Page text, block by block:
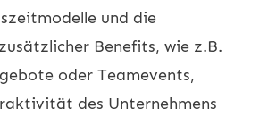
und die
Benefits, wie z.B.
oder Teamevents,
des Unternehmens